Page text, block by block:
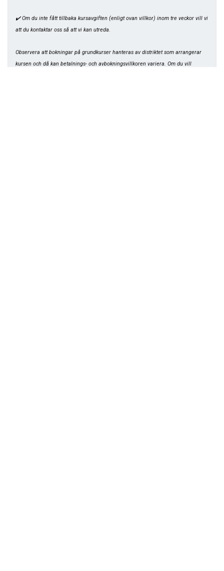
✔️ Om du inte fått tillbaka kursavgiften (enligt ovan villkor) inom tre veckor vill vi
att du kontaktar oss så att vi kan utreda.
Observera att bokningar på grundkurser hanteras av distriktet som arrangerar
kursen och då kan betalnings- och avbokningsvillkoren variera. Om du vill